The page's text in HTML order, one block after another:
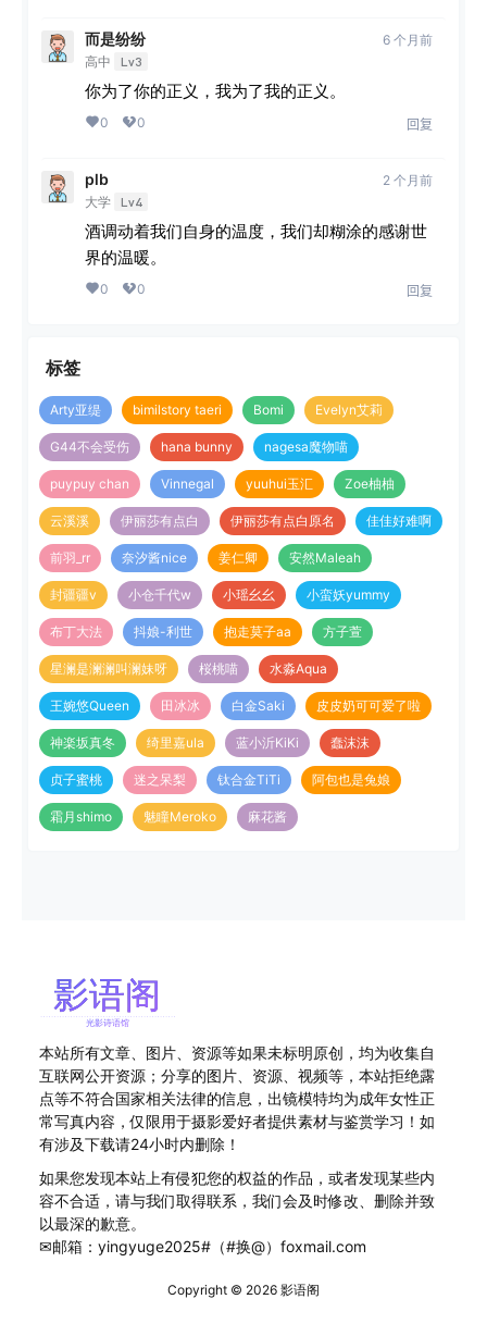
而是纷纷
高中 Lv3
6 个月前
你为了你的正义，我为了我的正义。
0 0 回复
plb
大学 Lv4
2 个月前
酒调动着我们自身的温度，我们却糊涂的感谢世
界的温暖。
0 0 回复
标签
Arty亚缇 bimilstory taeri Bomi Evelyn艾莉
G44不会受伤 hana bunny nagesa魔物喵
puypuy chan Vinnegal yuuhui玉汇 Zoe柚柚
云溪溪 伊丽莎有点白 伊丽莎有点白原名 佳佳好难啊
前羽_rr 奈汐酱nice 姜仁卿 安然Maleah
封疆疆v 小仓千代w 小瑶幺幺 小蛮妖yummy
布丁大法 抖娘-利世 抱走莫子aa 方子萱
星澜是澜澜叫澜妹呀 桜桃喵 水淼Aqua
王婉悠Queen 田冰冰 白金Saki 皮皮奶可可爱了啦
神楽坂真冬 绮里嘉ula 蓝小沂KiKi 蠢沫沫
贞子蜜桃 迷之呆梨 钛合金TiTi 阿包也是兔娘
霜月shimo 魅瞳Meroko 麻花酱
本站所有文章、图片、资源等如果未标明原创，均为收集自
互联网公开资源；分享的图片、资源、视频等，本站拒绝露
点等不符合国家相关法律的信息，出镜模特均为成年女性正
常写真内容，仅限用于摄影爱好者提供素材与鉴赏学习！如
有涉及下载请24小时内删除！
如果您发现本站上有侵犯您的权益的作品，或者发现某些内
容不合适，请与我们取得联系，我们会及时修改、删除并致
以最深的歉意。
✉邮箱：yingyuge2025#（#换@）foxmail.com
Copyright © 2026 影语阁